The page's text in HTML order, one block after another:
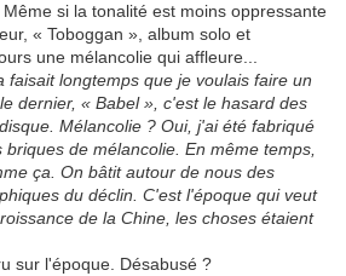
si la tonalité est moins oppressante
« Toboggan », album solo et
une mélancolie qui affleure...
faisait longtemps que je voulais faire un
dernier, « Babel », c'est le hasard des
Mélancolie ? Oui, j'ai été fabriqué
de mélancolie. En même temps,
ça. On bâtit autour de nous des
du déclin. C'est l'époque qui veut
de la Chine, les choses étaient
sur l'époque. Désabusé ?